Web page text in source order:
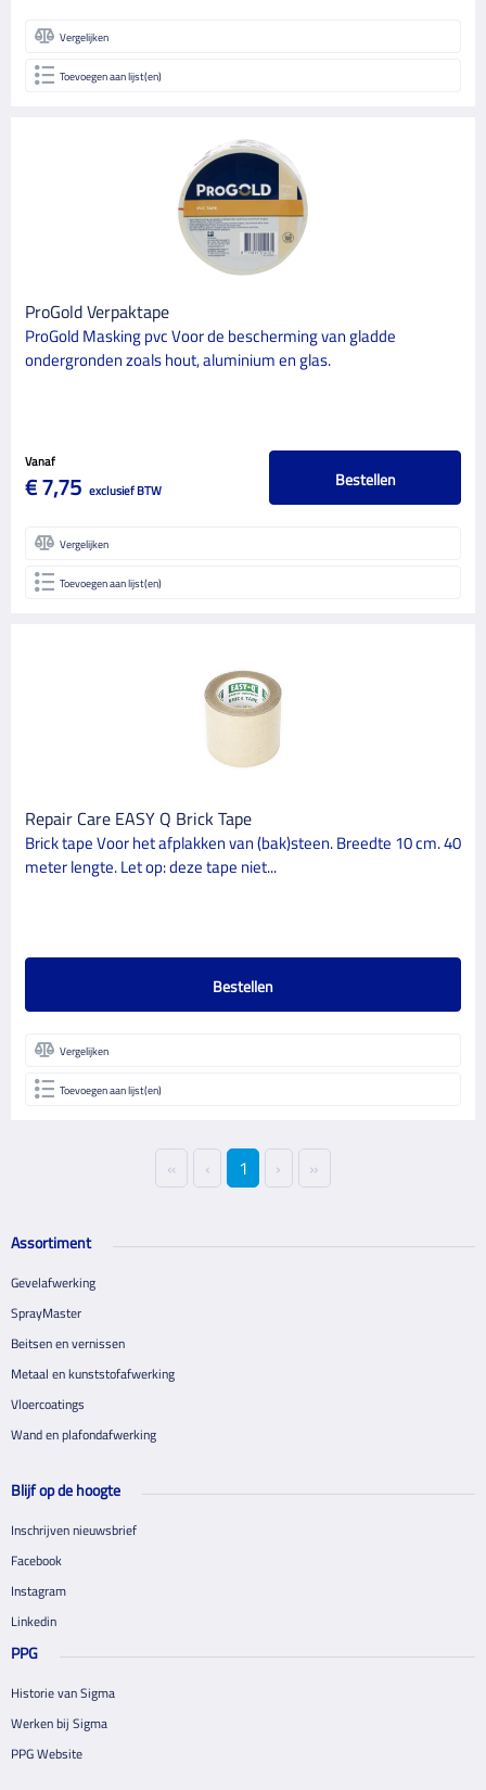
Vergelijken
Toevoegen aan lijst(en)
ProGold Verpaktape
ProGold Masking pvc Voor de bescherming van gladde
ondergronden zoals hout, aluminium en glas.
Vanaf
€ 7,75 exclusief BTW Bestellen
Vergelijken
Toevoegen aan lijst(en)
Repair Care EASY Q Brick Tape
Brick tape Voor het afplakken van (bak)steen. Breedte 10 cm. 40
meter lengte. Let op: deze tape niet...
Bestellen
Vergelijken
Toevoegen aan lijst(en)
« ‹ 1 › »
Assortiment
Gevelafwerking
SprayMaster
Beitsen en vernissen
Metaal en kunststofafwerking
Vloercoatings
Wand en plafondafwerking
Blijf op de hoogte
Inschrijven nieuwsbrief
Facebook
Instagram
Linkedin
PPG
Historie van Sigma
Werken bij Sigma
PPG Website